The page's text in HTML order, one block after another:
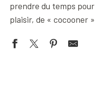
prendre du temps
plaisir, de « cocooner